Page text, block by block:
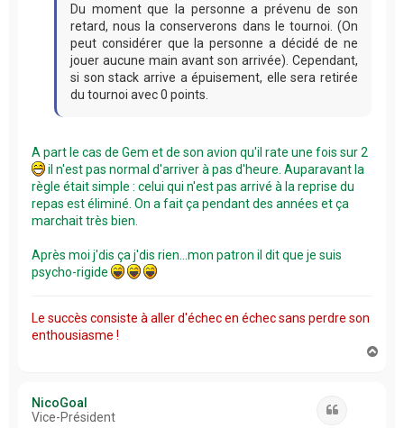
Du moment que la personne a prévenu de son
retard, nous la conserverons dans le tournoi. (On
peut considérer que la personne a décidé de ne
jouer aucune main avant son arrivée). Cependant,
si son stack arrive a épuisement, elle sera retirée
du tournoi avec 0 points.
A part le cas de Gem et de son avion qu'il rate une fois sur 2
il n'est pas normal d'arriver à pas d'heure. Auparavant la
règle était simple : celui qui n'est pas arrivé à la reprise du
repas est éliminé. On a fait ça pendant des années et ça
marchait très bien.
Après moi j'dis ça j'dis rien...mon patron il dit que je suis
psycho-rigide
Le succès consiste à aller d'échec en échec sans perdre son
enthousiasme !
NicoGoal
Vice-Président